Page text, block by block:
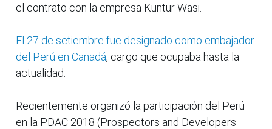
el contrato con la empresa Kuntur Wasi.
El 27 de setiembre fue designado como embajador
del Perú en Canadá, cargo que ocupaba hasta la
actualidad.
Recientemente organizó la participación del Perú
en la PDAC 2018 (Prospectors and Developers